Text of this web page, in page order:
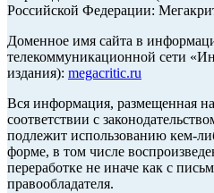
Российской Федерации:
Доменное имя сайта в
телекоммуникационной сети
издания): megacritic.ru
Вся информация, размещенная
соответствии с
подлежит использованию кем-
форме, в том числе
переработке не иначе как с
правообладателя.